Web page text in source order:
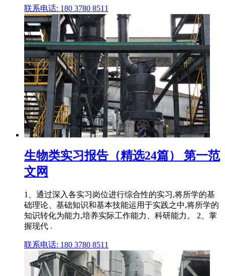
联系电话: 180 3780 8511
生物类实习报告（精选24篇） 第一范
文网
1、通过深入各实习岗位进行综合性的实习,将所学的基
础理论、基础知识和基本技能运用于实践之中,将所学的
知识转化为能力,培养实际工作能力、科研能力。 2、掌
握现代 .
联系电话: 180 3780 8511